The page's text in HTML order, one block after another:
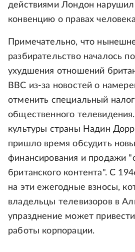
действиями Лондон
конвенцию о правах
Примечательно, что
разбирательство началось
ухудшения отношений
BBC из-за новостей о
отменить специальный
общественного
культуры страны Надин
пришло время обсудить
финансирования и продажи
британского контента". С
на эти ежегодные взносы,
владельцы телевизоров в
упразднение может
работы корпорации.